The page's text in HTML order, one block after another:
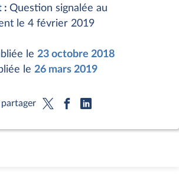
: Question signalée au
le 4 février 2019
le 23 octobre 2018
le 26 mars 2019
partager